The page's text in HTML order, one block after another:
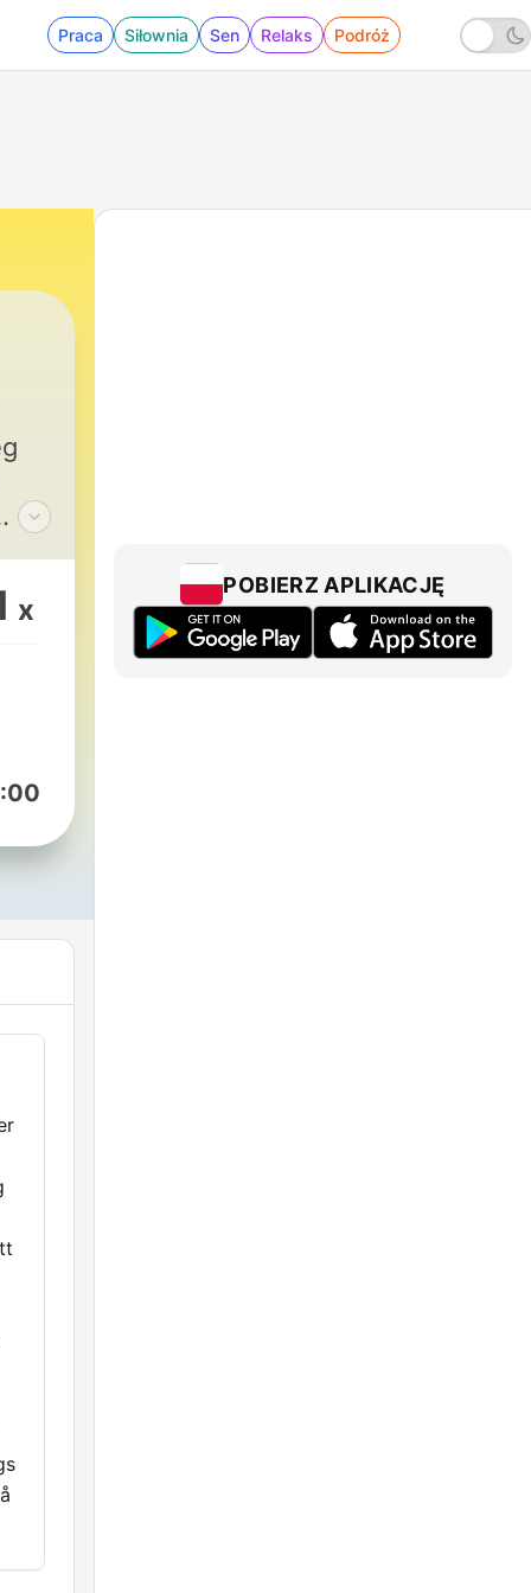
Praca Siłownia Sen Relaks Podróż
x
POBIERZ APLIKACJĘ